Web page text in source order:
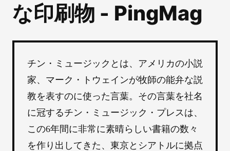
な印刷物 - PingMag
チン・ミュージックとは、アメリカの小説
家、マーク・トウェインが牧師の能弁な説
教を表すのに使った言葉。その言葉を社名
に冠するチン・ミュージック・プレスは、
この6年間に非常に素晴らしい書籍の数々
を作り出してきた、東京とシアトルに拠点